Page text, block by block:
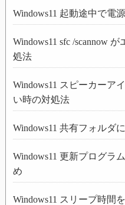
Windows11 起動途中で電
Windows11 sfc /scannow
処法
Windows11 スピーカーア
い時の対処法
Windows11 共有フォルダ
Windows11 更新プログラ
め
Windows11 スリープ時間